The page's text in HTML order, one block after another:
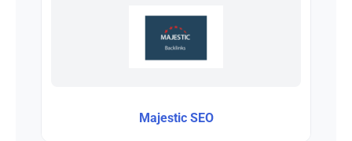
Majestic SEO